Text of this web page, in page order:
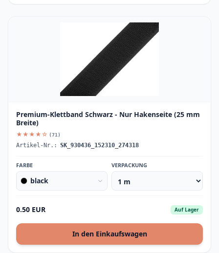
Premium-Klettband Schwarz - Nur Hakenseite (25 mm
Breite)
★★★★☆ (71)
Artikel-Nr.: SK_930436_152310_274318
FARBE
black
VERPACKUNG
0.50 EUR Auf Lager
In den Einkaufswagen